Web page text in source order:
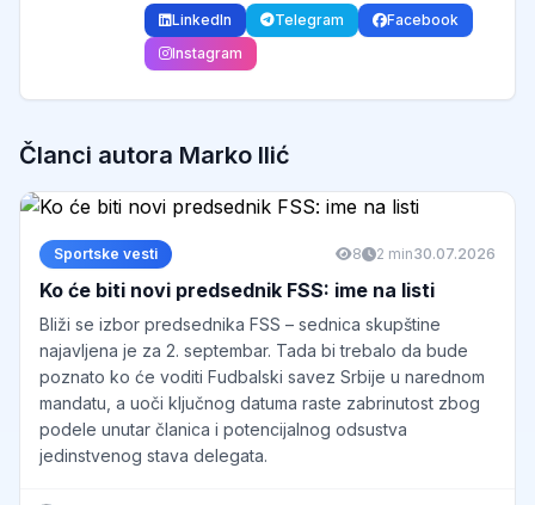
sportskom novinarstvu, statističkoj
analizi i analizi kvota. Na projektu
gde je odgovoran za analitički sadržaj
vezan za domaći i evropski fudbal.
Tokom svoje karijere, Marko je radio
kao
više regionalnih sportskih portala i
medija specijalizovanih za fudbal i
klađenje, gde je bio zadužen za:
analizu utakmica i timova,
LinkedIn Telegram
Facebook
Instagram
Članci autora Marko Ilić
Sportske vesti 8 2 min30.07.2026
Ko će biti novi predsednik FSS: ime na listi
Bliži se izbor predsednika FSS – sednica skupštine
najavljena je za 2. septembar. Tada bi trebalo da bude
poznato ko će voditi Fudbalski savez Srbije u narednom
mandatu, a uoči ključnog datuma raste zabrinutost zbog
podele unutar članica i potencijalnog odsustva
jedinstvenog stava delegata.